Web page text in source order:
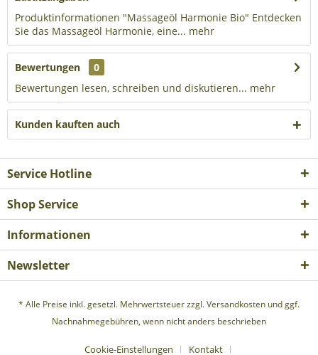
Produktinformationen "Massageöl Harmonie Bio" Entdecken
Sie das Massageöl Harmonie, eine... mehr
Bewertungen
0
Bewertungen lesen, schreiben und diskutieren... mehr
Kunden kauften auch
Service Hotline
Shop Service
Informationen
Newsletter
* Alle Preise inkl. gesetzl. Mehrwertsteuer zzgl.Versandkosten und ggf.
Nachnahmegebühren, wenn nicht anders beschrieben
Cookie-Einstellungen Kontakt